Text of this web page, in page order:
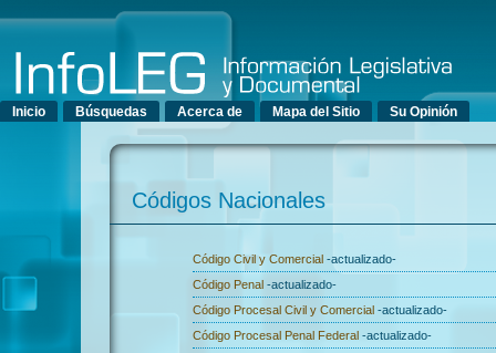
Menú principal
Inicio Búsquedas Acerca de Mapa del Sitio Su Opinión
Códigos Nacionales
Código Civil y Comercial -actualizado-
Código Penal -actualizado-
Código Procesal Civil y Comercial -actualizado-
Código Procesal Penal Federal -actualizado-